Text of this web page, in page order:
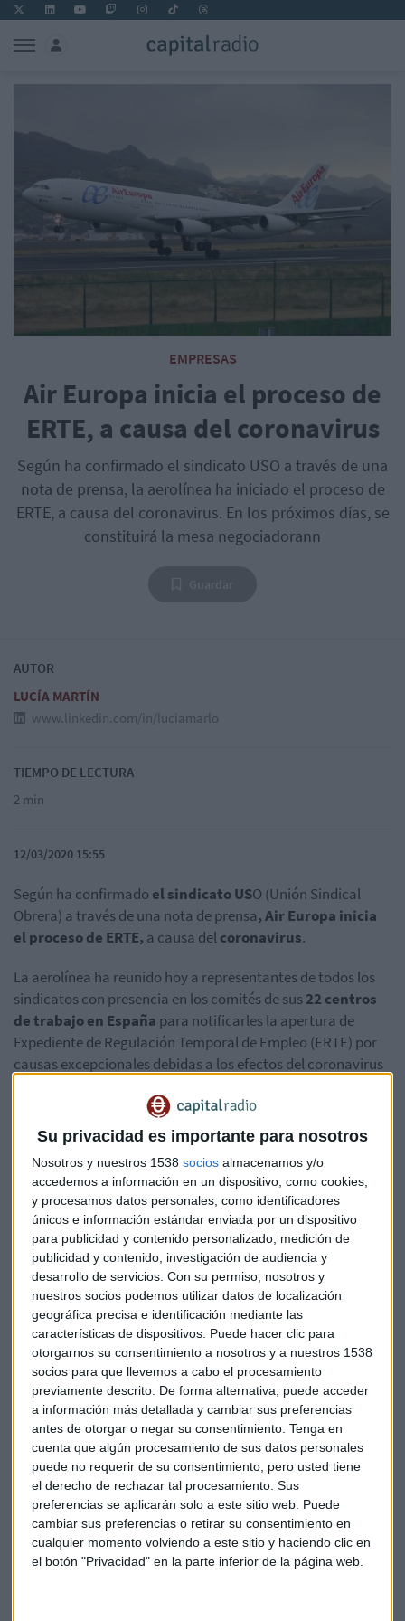
Su privacidad es importante para nosotros
Nosotros y nuestros 1538 socios almacenamos y/o
accedemos a información en un dispositivo, como cookies,
y procesamos datos personales, como identificadores
únicos e información estándar enviada por un dispositivo
para publicidad y contenido personalizado, medición de
publicidad y contenido, investigación de audiencia y
desarrollo de servicios. Con su permiso, nosotros y
nuestros socios podemos utilizar datos de localización
geográfica precisa e identificación mediante las
características de dispositivos. Puede hacer clic para
otorgarnos su consentimiento a nosotros y a nuestros 1538
socios para que llevemos a cabo el procesamiento
previamente descrito. De forma alternativa, puede acceder
a información más detallada y cambiar sus preferencias
antes de otorgar o negar su consentimiento. Tenga en
cuenta que algún procesamiento de sus datos personales
puede no requerir de su consentimiento, pero usted tiene
el derecho de rechazar tal procesamiento. Sus
preferencias se aplicarán solo a este sitio web. Puede
cambiar sus preferencias o retirar su consentimiento en
cualquier momento volviendo a este sitio y haciendo clic en
el botón "Privacidad" en la parte inferior de la página web.
EMPRESAS
Air Europa inicia el proceso de
ERTE, a causa del coronavirus
Según ha confirmado el sindicato USO a través de una
nota de prensa, la aerolínea ha iniciado el proceso de
ERTE, a causa del coronavirus. En los próximos días, se
constituirá la mesa negociadorann
AUTOR
LUCÍA MARTÍN
www.linkedin.com/in/luciamarlo
TIEMPO DE LECTURA
2 min
12/03/2020 15:55
Según ha confirmado el sindicato USO (Unión Sindical
Obrera) a través de una nota de prensa, Air Europa inicia
el proceso de ERTE, a causa delcoronavirus.
La aerolínea ha reunido hoy a representantes de todos los
sindicatos con presencia en los comités de sus22 centros
de trabajo en España para notificarles la apertura de
Expediente de Regulación Temporal de Empleo (ERTE) por
causas excepcionales debidas a los efectos del coronavirus
El BCE mantiene tipos y aumenta la liquidez
"temporalmente"
El coronavirus desata el caos en los Juzgados de Madrid
En un plazo máximo de siete días se constituirá lamesa
negociadora. Las reuniones del período de consultas se
llevarán a cabo durante 15 días.
Air Europa cuenta en nuestro país con unos3.600
trabajadores, tanto en vuelo, con tripulación de cabina y
pilotos; como personal de tierra, mecánicos y otro personal
auxiliar.
El sindicato llama a la calma
DesdeUSO-Sector Aéreo, Carlos Varas, responsable
sección sindical estatal deUSO-AirEuropa, hace un
llamamiento “a la calma, dentro de estas circunstancias
excepcionales".
Señalan que "en las negociaciones, trataremos de
minimizar al máximo las repercusiones en los trabajadores,